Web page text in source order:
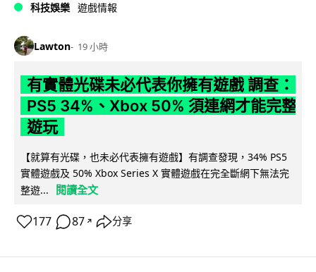
科技娛樂 遊戲情報
Lawton 19 小時
有實體光碟未必代表你擁有遊戲 調查：
PS5 34%、Xbox 50% 須連網才能完整
遊玩
【就算有光碟，也未必代表擁有遊戲】有調查發現，34% PS5
實體遊戲及 50% Xbox Series X 實體遊戲在完全斷網下無法完
整遊...
閱讀全文
177 87 ↗ 分享